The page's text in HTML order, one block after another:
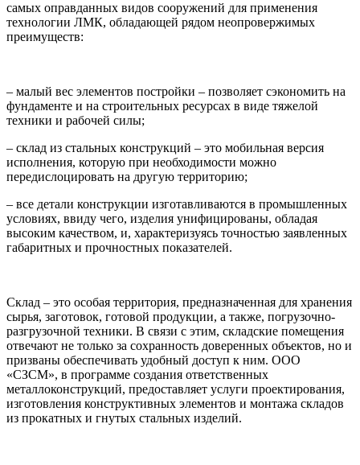
самых оправданных видов сооружений для применения
технологии ЛМК, обладающей рядом неопровержимых
преимуществ:
– малый вес элементов постройки – позволяет сэкономить на
фундаменте и на строительных ресурсах в виде тяжелой
техники и рабочей силы;
– склад из стальных конструкций – это мобильная версия
исполнения, которую при необходимости можно
передислоцировать на другую территорию;
– все детали конструкции изготавливаются в промышленных
условиях, ввиду чего, изделия унифицированы, обладая
высоким качеством, и, характеризуясь точностью заявленных
габаритных и прочностных показателей.
Склад – это особая территория, предназначенная для хранения
сырья, заготовок, готовой продукции, а также, погрузочно-
разгрузочной техники. В связи с этим, складские помещения
отвечают не только за сохранность доверенных объектов, но и
призваны обеспечивать удобный доступ к ним. ООО
«СЗСМ», в программе создания ответственных
металлоконструкций, предоставляет услуги проектирования,
изготовления конструктивных элементов и монтажа складов
из прокатных и гнутых стальных изделий.